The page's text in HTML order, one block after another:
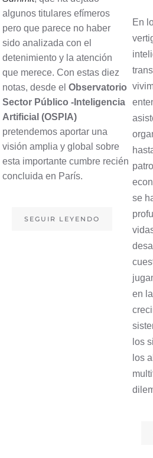
algunos titulares efímeros
pero que parece no haber
sido analizada con el
detenimiento y la atención
que merece. Con estas diez
notas, desde elObservatorio
Sector Público -Inteligencia
Artificial (OSPIA)
pretendemos aportar una
visión amplia y global sobre
esta importante cumbre recién
concluida en París.
SEGUIR LEYENDO
En
se
en
los
los